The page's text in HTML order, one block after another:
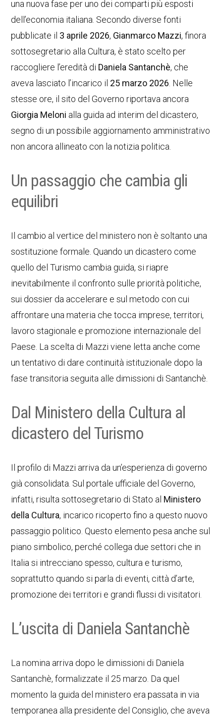
una nuova fase per uno dei comparti più esposti
dell’economia italiana. Secondo diverse fonti
pubblicate il 3 aprile 2026, Gianmarco Mazzi, finora
sottosegretario alla Cultura, è stato scelto per
raccogliere l’eredità di Daniela Santanchè, che
aveva lasciato l’incarico il 25 marzo 2026 . Nelle
stesse ore, il sito del Governo riportava ancora
Giorgia Meloni alla guida ad interim del dicastero,
segno di un possibile aggiornamento amministrativo
non ancora allineato con la notizia politica.
Un passaggio che cambia gli
equilibri
Il cambio al vertice del ministero non è soltanto una
sostituzione formale. Quando un dicastero come
quello del Turismo cambia guida, si riapre
inevitabilmente il confronto sulle priorità politiche,
sui dossier da accelerare e sul metodo con cui
affrontare una materia che tocca imprese, territori,
lavoro stagionale e promozione internazionale del
Paese. La scelta di Mazzi viene letta anche come
un tentativo di dare continuità istituzionale dopo la
fase transitoria seguita alle dimissioni di Santanchè.
Dal Ministero della Cultura al
dicastero del Turismo
Il profilo di Mazzi arriva da un’esperienza di governo
già consolidata. Sul portale ufficiale del Governo,
infatti, risulta sottosegretario di Stato al Ministero
della Cultura, incarico ricoperto fino a questo nuovo
passaggio politico. Questo elemento pesa anche sul
piano simbolico, perché collega due settori che in
Italia si intrecciano spesso, cultura e turismo,
soprattutto quando si parla di eventi, città d’arte,
promozione dei territori e grandi flussi di visitatori.
L’uscita di Daniela Santanchè
La nomina arriva dopo le dimissioni di Daniela
Santanchè, formalizzate il 25 marzo. Da quel
momento la guida del ministero era passata in via
temporanea alla presidente del Consiglio, che aveva